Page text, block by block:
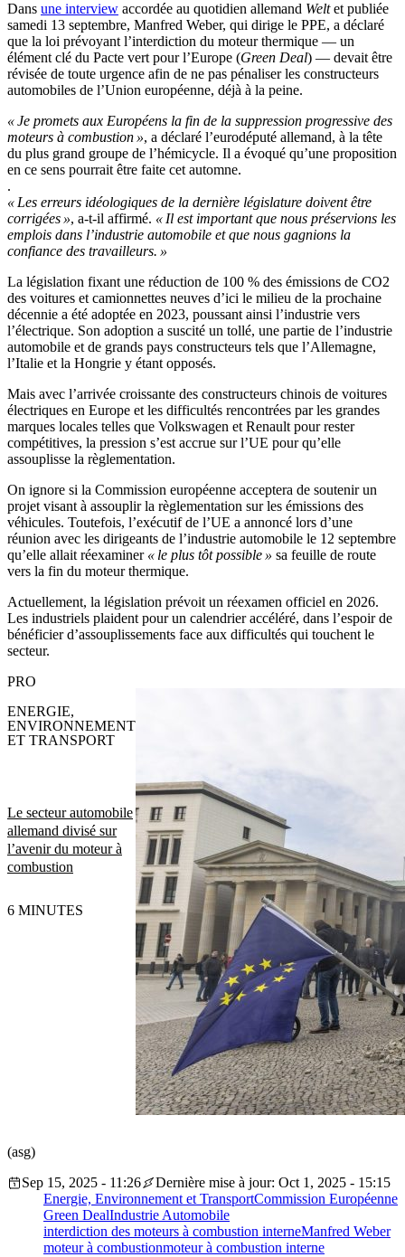
Dans une interview accordée au quotidien allemand Weltet publiée
samedi 13 septembre, Manfred Weber, qui dirige le PPE, a déclaré
que la loi prévoyant l’interdiction du moteur thermique — un
élément clé du Pacte vert pour l’Europe (Green Deal) — devait être
révisée de toute urgence afin de ne pas pénaliser les constructeurs
automobiles de l’Union européenne, déjà à la peine.
« Je promets aux Européens la fin de la suppression progressive des
moteurs à combustion », a déclaré l’eurodéputé allemand, à la tête
du plus grand groupe de l’hémicycle. Il a évoqué qu’une proposition
en ce sens pourrait être faite cet automne.
.
« Les erreurs idéologiques de la dernière législature doivent être
corrigées », a-t-il affirmé. « Il est important que nous préservions les
emplois dans l’industrie automobile et que nous gagnions la
confiance des travailleurs. »
La législation fixant une réduction de 100 % des émissions de CO2
des voitures et camionnettes neuves d’ici le milieu de la prochaine
décennie a été adoptée en 2023, poussant ainsi l’industrie vers
l’électrique. Son adoption a suscité un tollé, une partie de l’industrie
automobile et de grands pays constructeurs tels que l’Allemagne,
l’Italie et la Hongrie y étant opposés.
Mais avec l’arrivée croissante des constructeurs chinois de voitures
électriques en Europe et les difficultés rencontrées par les grandes
marques locales telles que Volkswagen et Renault pour rester
compétitives, la pression s’est accrue sur l’UE pour qu’elle
assouplisse la règlementation.
On ignore si la Commission européenne acceptera de soutenir un
projet visant à assouplir la règlementation sur les émissions des
véhicules. Toutefois, l’exécutif de l’UE a annoncé lors d’une
réunion avec les dirigeants de l’industrie automobile le 12 septembre
qu’elle allait réexaminer « le plus tôt possible » sa feuille de route
vers la fin du moteur thermique.
Actuellement, la législation prévoit un réexamen officiel en 2026.
Les industriels plaident pour un calendrier accéléré, dans l’espoir de
bénéficier d’assouplissements face aux difficultés qui touchent le
secteur.
Le secteur automobile
allemand divisé sur
l’avenir du moteur à
combustion
PRO
ENERGIE,
ENVIRONNEMENT
ET TRANSPORT
6 MINUTES
(asg)
Sep 15, 2025 - 11:26
Dernière mise à jour: Oct 1, 2025 - 15:15
Energie, Environnement et TransportCommission Européenne
Green DealIndustrie Automobile
interdiction des moteurs à combustion interneManfred Weber
moteur à combustionmoteur à combustion interne